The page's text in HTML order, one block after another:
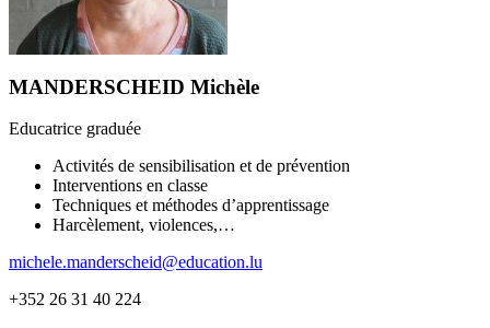
MANDERSCHEID Michèle
Educatrice graduée
Activités de sensibilisation et de prévention
Interventions en classe
Techniques et méthodes d’apprentissage
Harcèlement, violences,…
michele.manderscheid@education.lu
+352 26 31 40 224